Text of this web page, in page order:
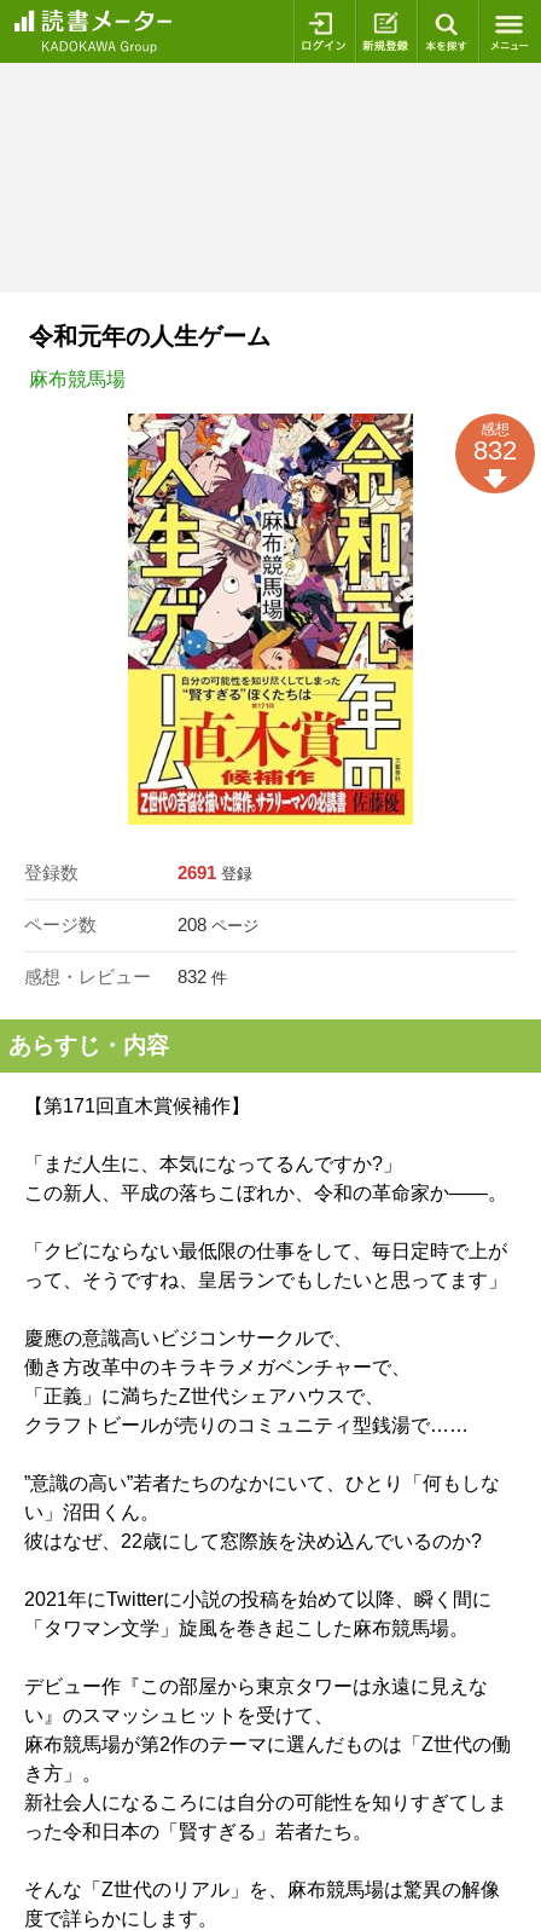
ログイン 新規登録
令和元年の人生ゲーム
麻布競馬場
登録数 2691 登録
ページ数 208 ページ
感想・レビュー 832 件
感想
832
あらすじ・内容
【第171回直木賞候補作】
「まだ人生に、本気になってるんですか?」
この新人、平成の落ちこぼれか、令和の革命家か――。
「クビにならない最低限の仕事をして、毎日定時で上が
って、そうですね、皇居ランでもしたいと思ってます」
慶應の意識高いビジコンサークルで、
働き方改革中のキラキラメガベンチャーで、
「正義」に満ちたZ世代シェアハウスで、
クラフトビールが売りのコミュニティ型銭湯で……
”意識の高い”若者たちのなかにいて、ひとり「何もしな
い」沼田くん。
彼はなぜ、22歳にして窓際族を決め込んでいるのか?
2021年にTwitterに小説の投稿を始めて以降、瞬く間に
「タワマン文学」旋風を巻き起こした麻布競馬場。
デビュー作『この部屋から東京タワーは永遠に見えな
い』のスマッシュヒットを受けて、
麻布競馬場が第2作のテーマに選んだものは「Z世代の働
き方」。
新社会人になるころには自分の可能性を知りすぎてしま
った令和日本の「賢すぎる」若者たち。
そんな「Z世代のリアル」を、麻布競馬場は驚異の解像
度で詳らかにします。